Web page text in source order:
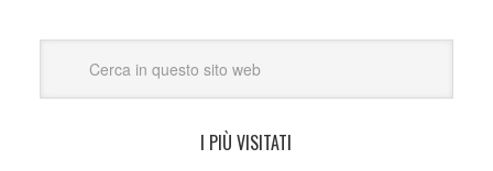
I PIÙ VISITATI